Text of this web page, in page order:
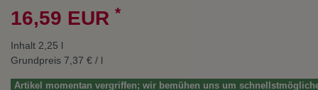
16,59 EUR *
Inhalt 2,25 l
Grundpreis 7,37 € / l
Artikel momentan vergriffen; wir bemühen uns um